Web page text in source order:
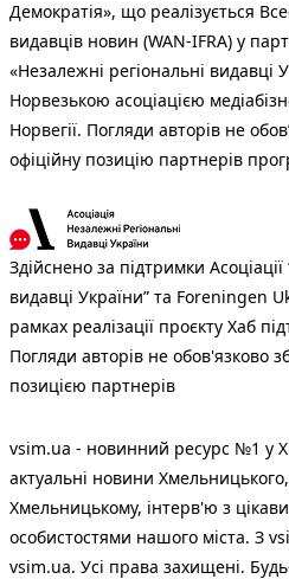
Демократія», що реалізується
видавців новин (WAN-IFRA) у
«Незалежні регіональні видавці
Норвезькою асоціацією
Норвегії. Погляди авторів не
офіційну позицію партнерів
Здійснено за підтримки
видавці України” та Foreningen
рамках реалізації проєкту Хаб
Погляди авторів не обов'язково
позицією партнерів
vsim.ua - новинний ресурс №1 у
актуальні новини
Хмельницькому, інтерв'ю з
особистостями нашого міста. З
vsim.ua. Усі права захищені.